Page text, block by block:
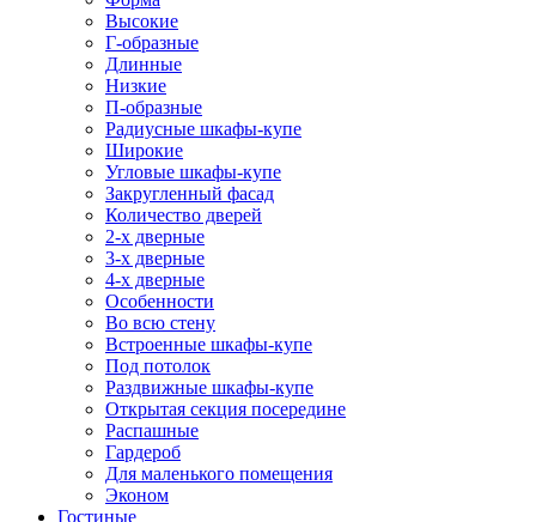
Высокие
Г-образные
Длинные
Низкие
П-образные
Радиусные шкафы-купе
Широкие
Угловые шкафы-купе
Закругленный фасад
Количество дверей
2-х дверные
3-х дверные
4-х дверные
Особенности
Во всю стену
Встроенные шкафы-купе
Под потолок
Раздвижные шкафы-купе
Открытая секция посередине
Распашные
Гардероб
Для маленького помещения
Эконом
Гостиные